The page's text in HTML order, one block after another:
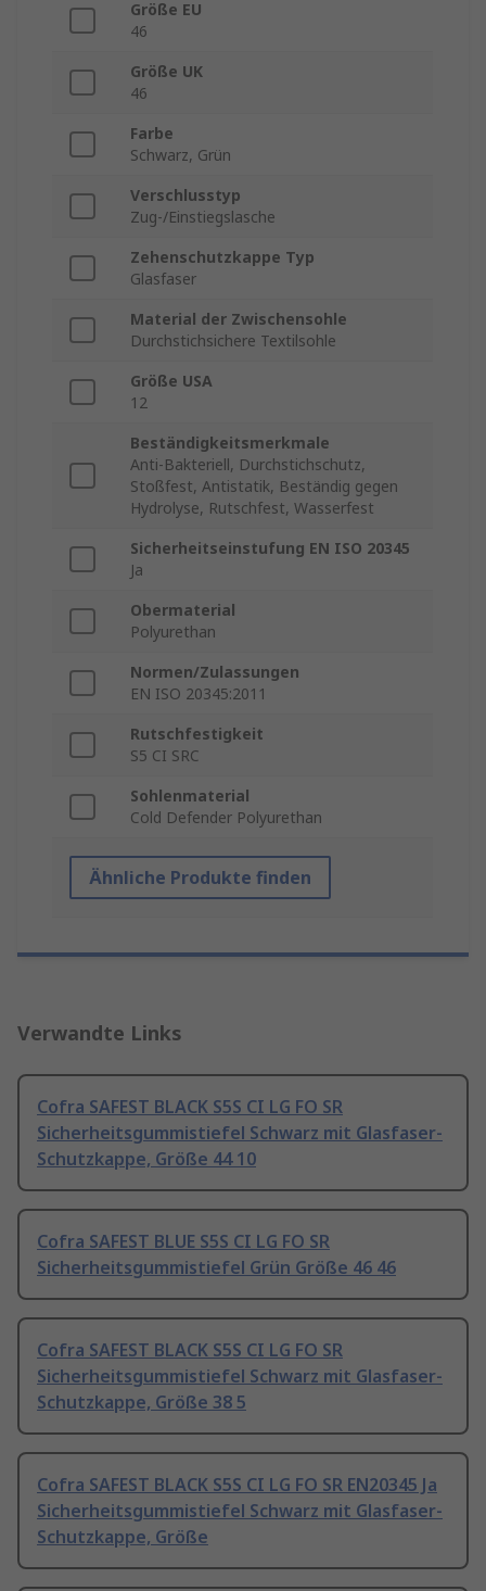
Größe EU
46
Größe UK
46
Farbe
Schwarz, Grün
Verschlusstyp
Zug-/Einstiegslasche
Zehenschutzkappe Typ
Glasfaser
Material der Zwischensohle
Durchstichsichere Textilsohle
Größe USA
12
Beständigkeitsmerkmale
Anti-Bakteriell, Durchstichschutz,
Stoßfest, Antistatik, Beständig gegen
Hydrolyse, Rutschfest, Wasserfest
Sicherheitseinstufung EN ISO 20345
Ja
Obermaterial
Polyurethan
Normen/Zulassungen
EN ISO 20345:2011
Rutschfestigkeit
S5 CI SRC
Sohlenmaterial
Cold Defender Polyurethan
Ähnliche Produkte finden
Verwandte Links
Cofra SAFEST BLACK S5S CI LG FO SR
Sicherheitsgummistiefel Schwarz mit Glasfaser-
Schutzkappe, Größe 44 10
Cofra SAFEST BLUE S5S CI LG FO SR
Sicherheitsgummistiefel Grün Größe 46 46
Cofra SAFEST BLACK S5S CI LG FO SR
Sicherheitsgummistiefel Schwarz mit Glasfaser-
Schutzkappe, Größe 38 5
Cofra SAFEST BLACK S5S CI LG FO SR EN20345 Ja
Sicherheitsgummistiefel Schwarz mit Glasfaser-
Schutzkappe, Größe